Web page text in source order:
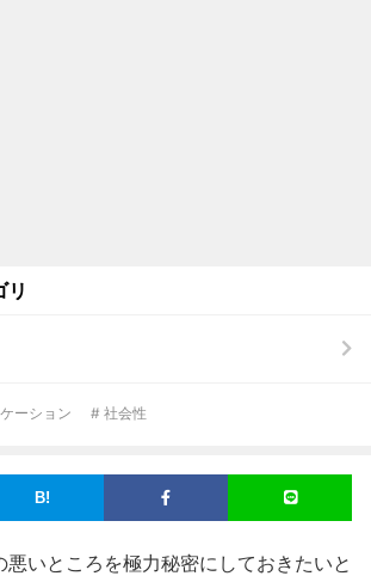
リ
ーション # 社会性
悪いところを極力秘密にしておきたいと